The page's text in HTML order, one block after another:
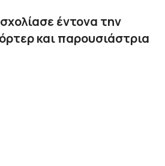
έντονα την
και παρουσιάστρια